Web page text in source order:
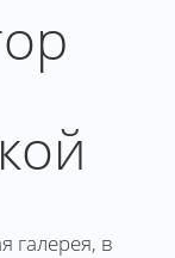
галерея, в